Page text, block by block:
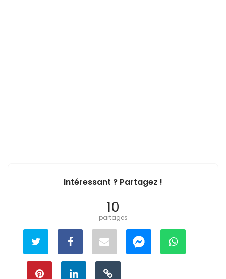
Intéressant ? Partagez !
10
partages